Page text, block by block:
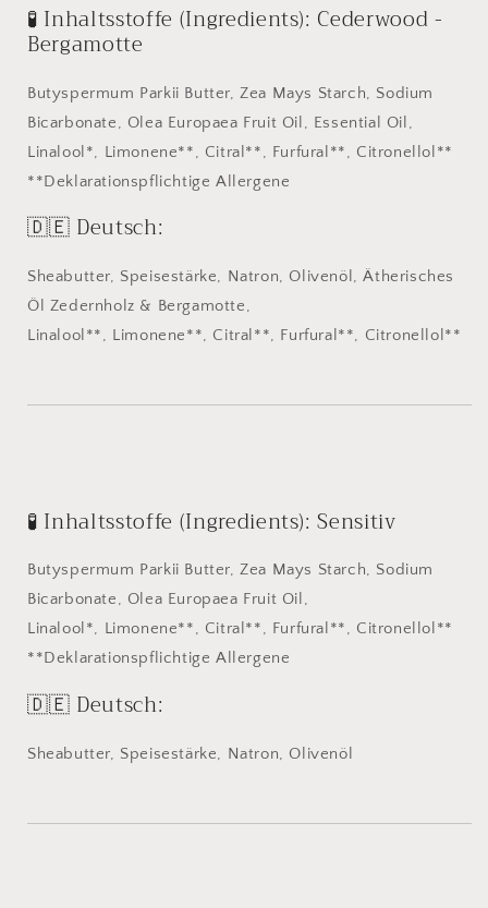
🧪 Inhaltsstoffe (Ingredients): Cederwood -
Bergamotte
Butyspermum Parkii Butter, Zea Mays Starch, Sodium
Bicarbonate, Olea Europaea Fruit Oil, Essential Oil,
Linalool*, Limonene**, Citral**, Furfural**, Citronellol**
**Deklarationspflichtige Allergene
🇩🇪 Deutsch:
Sheabutter, Speisestärke, Natron, Olivenöl, Ätherisches
Öl Zedernholz & Bergamotte,
Linalool**, Limonene**, Citral**, Furfural**, Citronellol**
🧪 Inhaltsstoffe (Ingredients): Sensitiv
Butyspermum Parkii Butter, Zea Mays Starch, Sodium
Bicarbonate, Olea Europaea Fruit Oil,
Linalool*, Limonene**, Citral**, Furfural**, Citronellol**
**Deklarationspflichtige Allergene
🇩🇪 Deutsch:
Sheabutter, Speisestärke, Natron, Olivenöl